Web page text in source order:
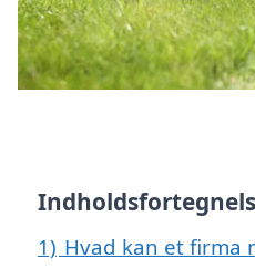
1) Hvad kan et firma